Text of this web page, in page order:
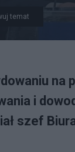
temat
na
i
szef